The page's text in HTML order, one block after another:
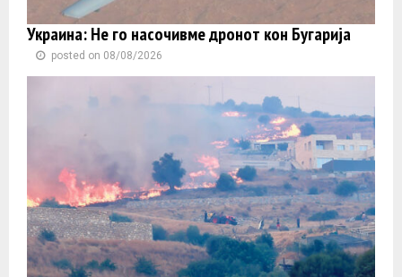
Украина: Не го насочивме дронот кон Бугарија
posted on 08/08/2026